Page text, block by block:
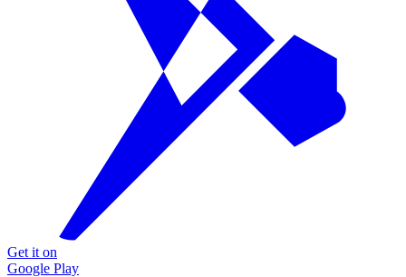
Get it on
Google Play